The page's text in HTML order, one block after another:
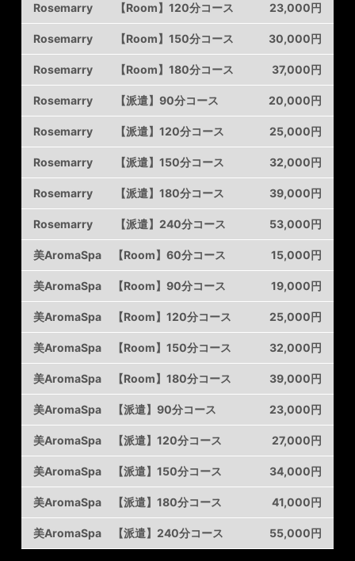
Rosemarry 【Room】120分コース 23,000円
Rosemarry 【Room】150分コース 30,000円
Rosemarry 【Room】180分コース 37,000円
Rosemarry 【派遣】90分コース 20,000円
Rosemarry 【派遣】120分コース 25,000円
Rosemarry 【派遣】150分コース 32,000円
Rosemarry 【派遣】180分コース 39,000円
Rosemarry 【派遣】240分コース 53,000円
美AromaSpa 【Room】60分コース 15,000円
美AromaSpa 【Room】90分コース 19,000円
美AromaSpa 【Room】120分コース 25,000円
美AromaSpa 【Room】150分コース 32,000円
美AromaSpa 【Room】180分コース 39,000円
美AromaSpa 【派遣】90分コース 23,000円
美AromaSpa 【派遣】120分コース 27,000円
美AromaSpa 【派遣】150分コース 34,000円
美AromaSpa 【派遣】180分コース 41,000円
美AromaSpa 【派遣】240分コース 55,000円